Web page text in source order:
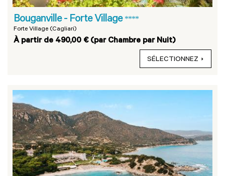
Bouganville - Forte Village ****
Forte Village (Cagliari)
À partir de 490,00 € (par Chambre par Nuit)
SÉLECTIONNEZ